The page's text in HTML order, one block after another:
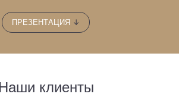
ПРЕЗЕНТАЦИЯ ↓
Наши клиенты